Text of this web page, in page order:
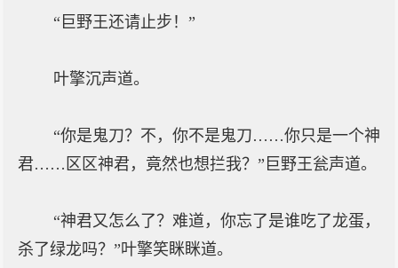
“巨野王还请止步！”
叶擎沉声道。
“你是鬼刀？不，你不是鬼刀……你只是一个神
君……区区神君，竟然也想拦我？”巨野王瓮声道。
“神君又怎么了？难道，你忘了是谁吃了龙蛋，
杀了绿龙吗？”叶擎笑眯眯道。